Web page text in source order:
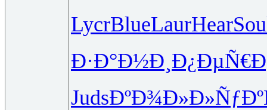
LycrBlueLaurHear
Ð·Ð°Ð½Ð¸
JudsÐºÐ¾Ð»Ð»